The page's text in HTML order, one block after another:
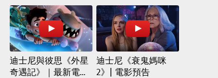
迪士尼與彼思《外星
奇遇記》｜最新電影
迪士尼《衰鬼媽咪
2》| 電影預告